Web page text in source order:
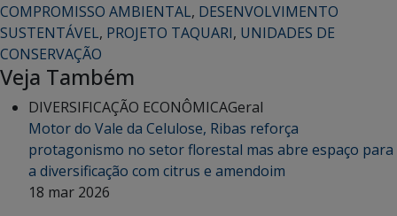
COMPROMISSO AMBIENTAL, DESENVOLVIMENTO
SUSTENTÁVEL, PROJETO TAQUARI, UNIDADES DE
CONSERVAÇÃO
Veja Também
DIVERSIFICAÇÃO ECONÔMICAGeral
Motor do Vale da Celulose, Ribas reforça
protagonismo no setor florestal mas abre espaço para
a diversificação com citrus e amendoim
18 mar 2026